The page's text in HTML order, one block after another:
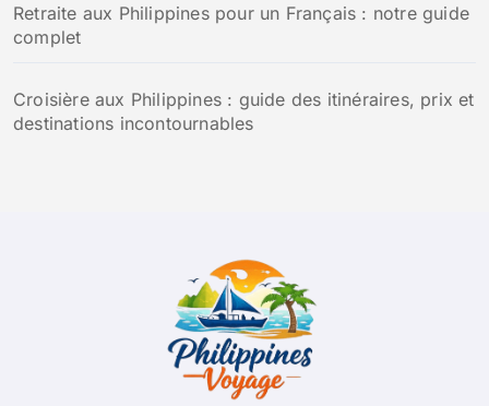
Retraite aux Philippines pour un Français : notre guide
complet
Croisière aux Philippines : guide des itinéraires, prix et
destinations incontournables